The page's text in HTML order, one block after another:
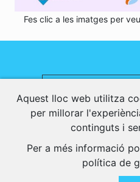
Fes clic a les imatges per
Activitats
Aquest lloc web utilitza
per millorar
continguts i
Per a més informació
política de